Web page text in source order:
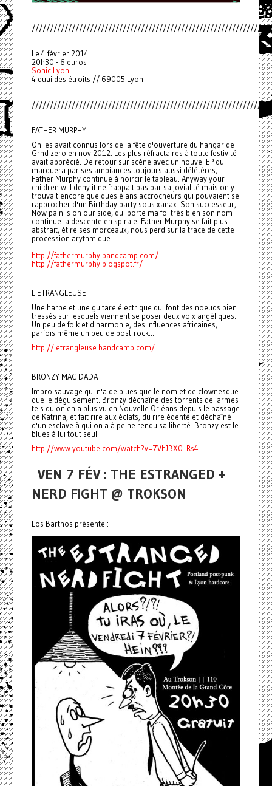
Le 4 février 2014
20h30 - 6 euros
Sonic Lyon
4 quai des étroits // 69005 Lyon
FATHER MURPHY
On les avait connus lors de la fête d'ouverture du hangar de
Grnd zero en nov 2012. Les plus réfractaires à toute festivité
avait apprécié. De retour sur scène avec un nouvel EP qui
marquera par ses ambiances toujours aussi délétères,
Father Murphy continue à noircir le tableau. Anyway your
children will deny it ne frappait pas par sa jovialité mais on y
trouvait encore quelques élans accrocheurs qui pouvaient se
rapprocher d'un Birthday party sous xanax. Son successeur,
Now pain is on our side, qui porte ma foi très bien son nom
continue la descente en spirale. Father Murphy se fait plus
abstrait, étire ses morceaux, nous perd sur la trace de cette
procession arythmique.
http://fathermurphy.bandcamp.com/
http://fathermurphy.blogspot.fr/
L'ETRANGLEUSE
Une harpe et une guitare électrique qui font des noeuds bien
tressés sur lesquels viennent se poser deux voix angéliques.
Un peu de folk et d'harmonie, des influences africaines,
parfois même un peu de post-rock...
http://letrangleuse.bandcamp.com/
BRONZY MAC DADA
Impro sauvage qui n'a de blues que le nom et de clownesque
que le déguisement. Bronzy déchaîne des torrents de larmes
tels qu'on en a plus vu en Nouvelle Orléans depuis le passage
de Katrina, et fait rire aux éclats, du rire édenté et déchaîné
d'un esclave à qui on a à peine rendu sa liberté. Bronzy est le
blues à lui tout seul.
http://www.youtube.com/watch?v=7VhJBX0_Rs4
VEN 7 FÉV : THE ESTRANGED +
NERD FIGHT @ TROKSON
Los Barthos présente :